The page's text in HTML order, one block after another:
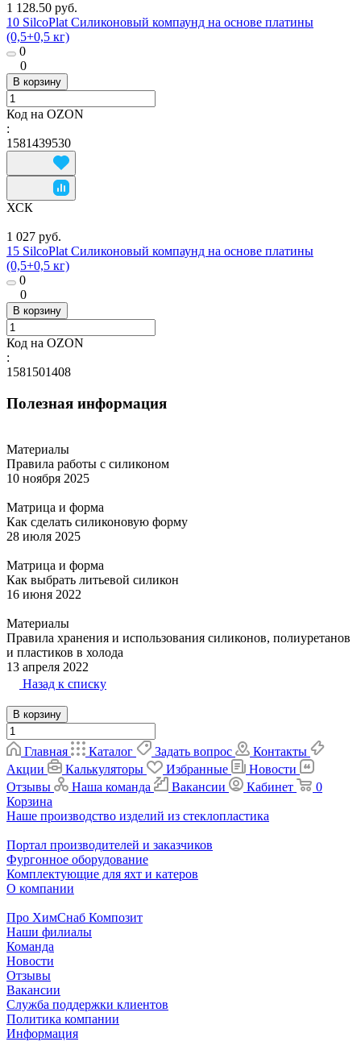
1 128.50 руб.
10 SilcoPlat Силиконовый компаунд на основе платины
(0,5+0,5 кг)
0
0
В корзину
Код на OZON
:
1581439530
ХСК
1 027 руб.
15 SilcoPlat Силиконовый компаунд на основе платины
(0,5+0,5 кг)
0
0
В корзину
Код на OZON
:
1581501408
Полезная информация
Материалы
Правила работы с силиконом
10 ноября 2025
Матрица и форма
Как сделать силиконовую форму
28 июля 2025
Матрица и форма
Как выбрать литьевой силикон
16 июня 2022
Материалы
Правила хранения и использования силиконов, полиуретанов
и пластиков в холода
13 апреля 2022
Назад к списку
В корзину
Главная Каталог Задать вопрос
Контакты
Акции
Калькуляторы Избранные
Новости
Отзывы
Наша команда Вакансии Кабинет
0
Корзина
Наше производство изделий из стеклопластика
Портал производителей и заказчиков
Фургонное оборудование
Комплектующие для яхт и катеров
О компании
Про ХимСнаб Композит
Наши филиалы
Команда
Новости
Отзывы
Вакансии
Служба поддержки клиентов
Политика компании
Информация